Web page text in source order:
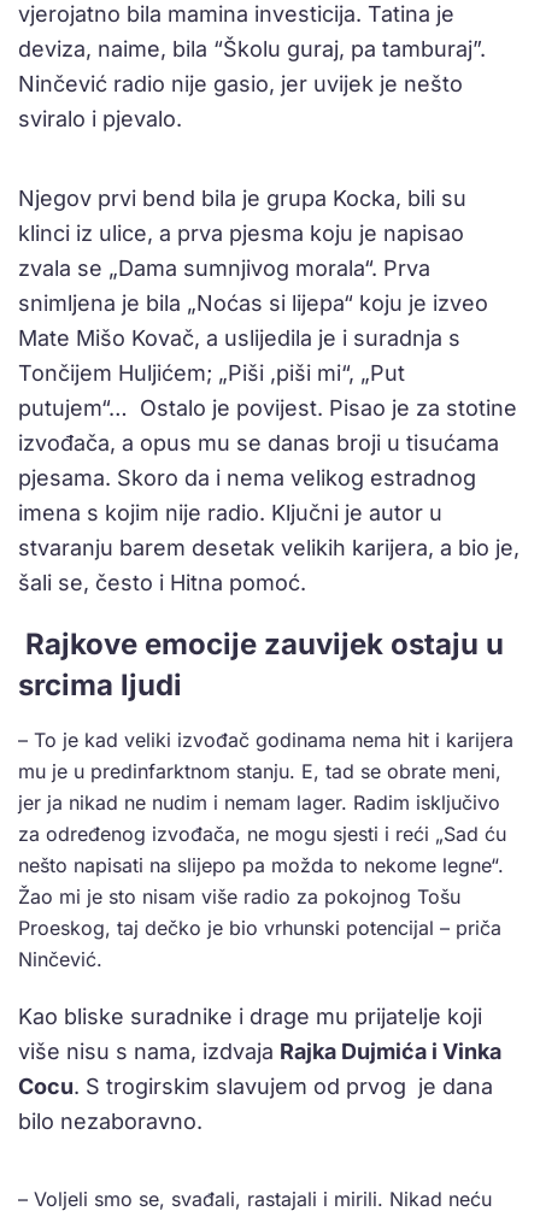
vjerojatno bila mamina investicija. Tatina je
deviza, naime, bila “Školu guraj, pa tamburaj”.
Ninčević radio nije gasio, jer uvijek je nešto
sviralo i pjevalo.
Njegov prvi bend bila je grupa Kocka, bili su
klinci iz ulice, a prva pjesma koju je napisao
zvala se „Dama sumnjivog morala“. Prva
snimljena je bila „Noćas si lijepa“ koju je izveo
Mate Mišo Kovač, a uslijedila je i suradnja s
Tončijem Huljićem; „Piši ,piši mi“, „Put
putujem“… Ostalo je povijest. Pisao je za stotine
izvođača, a opus mu se danas broji u tisućama
pjesama. Skoro da i nema velikog estradnog
imena s kojim nije radio. Ključni je autor u
stvaranju barem desetak velikih karijera, a bio je,
šali se, često i Hitna pomoć.
Rajkove emocije zauvijek ostaju u
srcima ljudi
– To je kad veliki izvođač godinama nema hit i karijera
mu je u predinfarktnom stanju. E, tad se obrate meni,
jer ja nikad ne nudim i nemam lager. Radim isključivo
za određenog izvođača, ne mogu sjesti i reći „Sad ću
nešto napisati na slijepo pa možda to nekome legne“.
Žao mi je sto nisam više radio za pokojnog Tošu
Proeskog, taj dečko je bio vrhunski potencijal – priča
Ninčević.
Kao bliske suradnike i drage mu prijatelje koji
više nisu s nama, izdvaja Rajka Dujmića i Vinka
Cocu. S trogirskim slavujem od prvog je dana
bilo nezaboravno.
– Voljeli smo se, svađali, rastajali i mirili. Nikad neću